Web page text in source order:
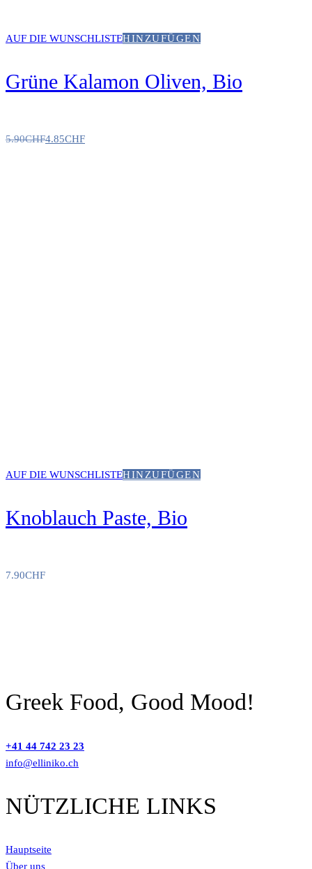
AUF DIE WUNSCHLISTEHINZUFÜGEN
Grüne Kalamon Oliven, Bio
5.90CHF4.85CHF
AUF DIE WUNSCHLISTEHINZUFÜGEN
Knoblauch Paste, Bio
7.90CHF
Greek Food, Good Mood!
+41 44 742 23 23
info@elliniko.ch
NÜTZLICHE LINKS
Hauptseite
Über uns